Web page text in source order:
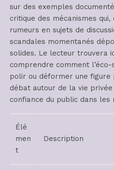
sur des exemples
critique des mécanismes
rumeurs en sujets de
scandales momentanés
solides. Le lecteur trouvera
comprendre comment
polir ou déformer une figure
débat autour de la vie
confiance du public dans les
Élé
men
t
Description